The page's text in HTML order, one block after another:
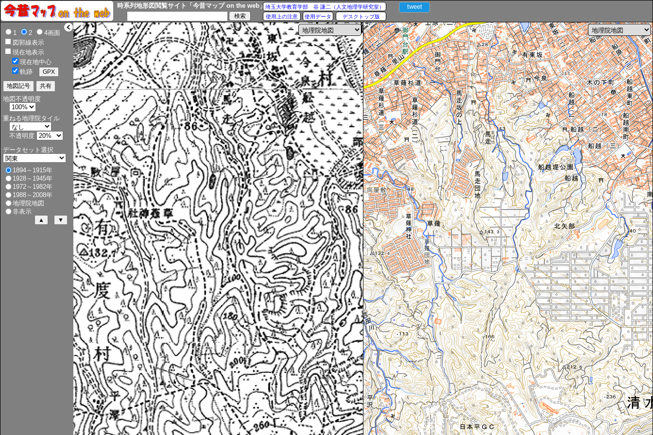
> tweet
時系列地形図閲覧サイト「今昔マップ on the web」埼玉大学教育学部 谷 謙二（人文地理学研究室）
使用上の注意
使用データ デスクトップ版
1 2
4画面
図郭線表示
現在地表示
現在地中心
軌跡
地図不透明度
重ねる地理院タイル
不透明度
データセット選択
1894～1915年
1928～1945年
1972～1982年
1988～2008年
地理院地図
非表示